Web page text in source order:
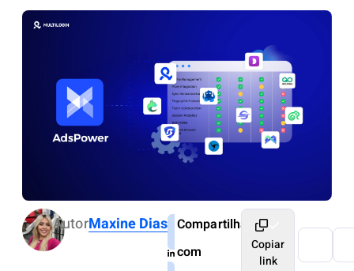
AutorMaxine Dias Compartilhar
com
Copiar
link